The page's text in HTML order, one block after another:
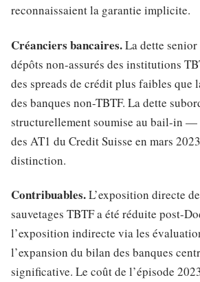
reconnaissaient la garantie implicite.
Créanciers bancaires.La dette
dépôts non-assurés des institutions
des spreads de crédit plus faibles que
des banques non-TBTF. La dette
structurellement soumise au bail-in —
des AT1 du Credit Suisse en mars
distinction.
Contribuables.L’exposition directe
sauvetages TBTF a été réduite post-
l’exposition indirecte via les
l’expansion du bilan des banques
significative. Le coût de l’épisode